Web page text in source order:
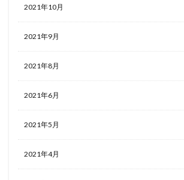
2021年10月
2021年9月
2021年8月
2021年6月
2021年5月
2021年4月